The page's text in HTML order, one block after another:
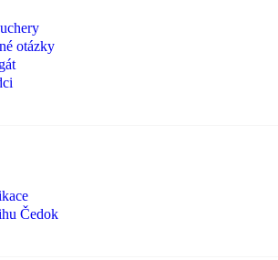
otázky
Čedok